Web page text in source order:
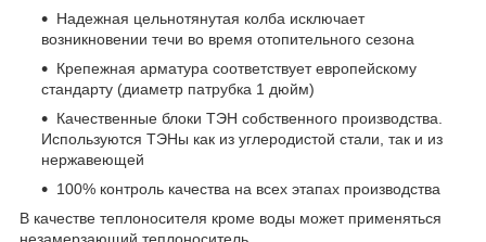
Надежная цельнотянутая колба исключает
возникновении течи во время отопительного сезона
Крепежная арматура соответствует европейскому
стандарту (диаметр патрубка 1 дюйм)
Качественные блоки ТЭН собственного производства.
Используются ТЭНы как из углеродистой стали, так и из
нержавеющей
100% контроль качества на всех этапах производства
В качестве теплоносителя кроме воды может применяться